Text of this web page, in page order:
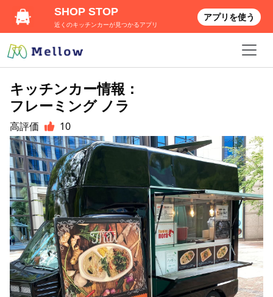
キッチンカー情報：
フレーミング ノラ
高評価 10
SHOP STOP
近くのキッチンカーが見つかるアプリ
アプリを使う